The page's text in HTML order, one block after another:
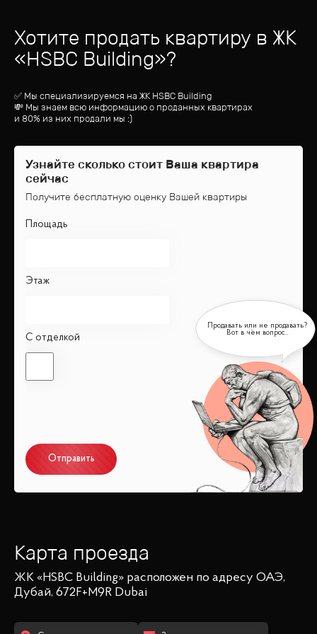
Хотите продать квартиру в ЖК
«HSBC Building»?
✅ Мы специализируемся на ЖК HSBC Building
💸 Мы знаем всю информацию о проданных квартирах
и 80% из них продали мы :)
Узнайте сколько стоит Ваша квартира
сейчас
Получите бесплатную оценку Вашей квартиры
Площадь
Этаж
С отделкой
Отправить
Карта проезда
ЖК «HSBC Building» расположен по адресу ОАЭ,
Дубай, 672F+M9R Dubai